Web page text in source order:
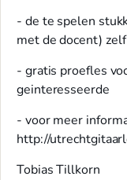
- de te spelen
met de docent)
- gratis proefles
geinteresseerde
- voor meer
http://
Tobias Tillkorn